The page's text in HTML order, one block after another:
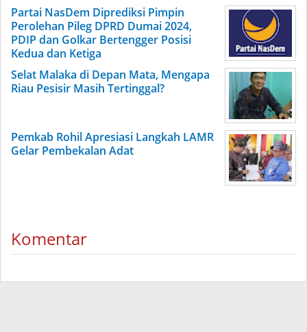
Partai NasDem Diprediksi Pimpin
Perolehan Pileg DPRD Dumai 2024,
PDIP dan Golkar Bertengger Posisi
Kedua dan Ketiga
Selat Malaka di Depan Mata, Mengapa
Riau Pesisir Masih Tertinggal?
Pemkab Rohil Apresiasi Langkah LAMR
Gelar Pembekalan Adat
Komentar